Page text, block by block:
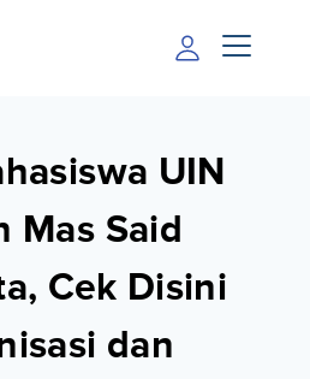
UIN
Mas Said
Cek Disini
dan